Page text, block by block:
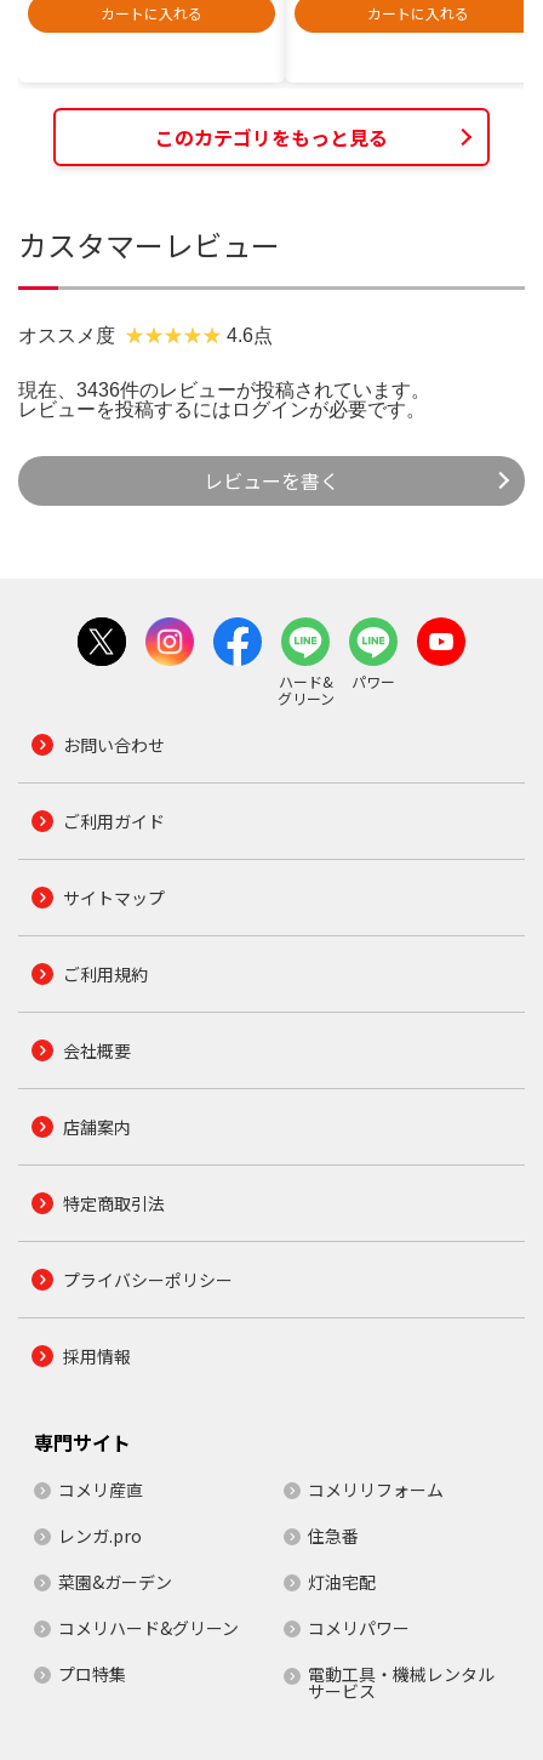
カートに入れる
カートに入れる
このカテゴリをもっと見る
カスタマーレビュー
オススメ度 4.6点
現在、3436件のレビューが投稿されています。
レビューを投稿するには ログインが必要です。
レビューを書く
ハード&
グリーン
パワー
お問い合わせ
ご利用ガイド
サイトマップ
ご利用規約
会社概要
店舗案内
特定商取引法
プライバシーポリシー
採用情報
専門サイト
コメリ産直
コメリリフォーム
レンガ.pro
住急番
菜園&ガーデン
灯油宅配
コメリハード&グリーン
コメリパワー
プロ特集
電動工具・機械レンタル
サービス